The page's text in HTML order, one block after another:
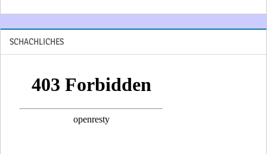
SCHACHLICHES